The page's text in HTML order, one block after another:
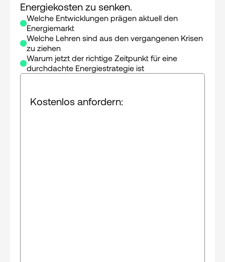
Energiekosten zu senken.
Welche Entwicklungen prägen aktuell den
Energiemarkt
Welche Lehren sind aus den vergangenen Krisen
zu ziehen
Warum jetzt der richtige Zeitpunkt für eine
durchdachte Energiestrategie ist
Kostenlos anfordern: